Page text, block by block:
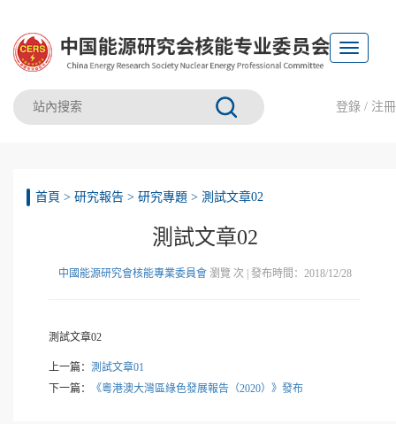
Toggle
navigation
登錄/ 注冊
首頁 > 研究報告 > 研究專題 > 測試文章02
測試文章02
中國能源研究會核能專業委員會瀏覽 次 | 發布時間：2018/12/28
測試文章02
上一篇： 測試文章01
下一篇：
《粵港澳大灣區綠色發展報告（2020）》發布